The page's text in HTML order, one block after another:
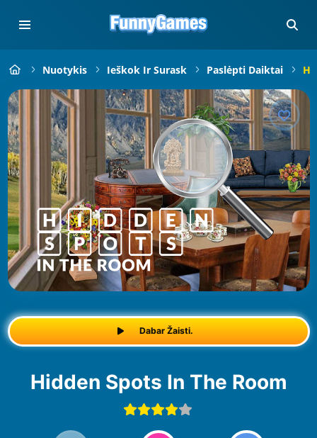
Nuotykis Ieškok Ir Surask Paslėpti Daiktai
Dabar Žaisti.
Hidden Spots In The Room